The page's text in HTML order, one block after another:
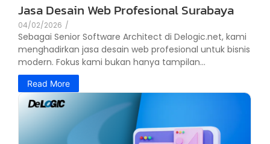
Jasa Desain Web Profesional Surabaya
04/02/2026 /
Sebagai Senior Software Architect di Delogic.net, kami
menghadirkan jasa desain web profesional untuk bisnis
modern. Fokus kami bukan hanya tampilan...
Read More